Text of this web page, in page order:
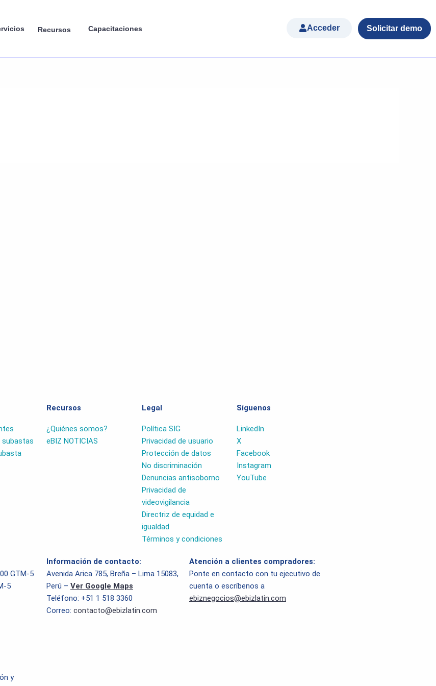
Recursos Capacitaciones Acceder Solicitar demo
Recursos
¿Quiénes somos?
eBIZ NOTICIAS
Legal
Política SIG
Privacidad de usuario
Protección de datos
No discriminación
Denuncias antisoborno
Privacidad de
videovigilancia
Directriz de equidad e
igualdad
Términos y condiciones
Síguenos
LinkedIn
X
Facebook
Instagram
YouTube
GTM-5
5
Información de contacto:
Avenida Arica 785, Breña – Lima 15083,
Perú – Ver Google Maps
Teléfono: +51 1 518 3360
Correo: contacto@ebizlatin.com
Atención a clientes compradores:
Ponte en contacto con tu ejecutivo de
cuenta o escríbenos a
ebiznegocios@ebizlatin.com
y